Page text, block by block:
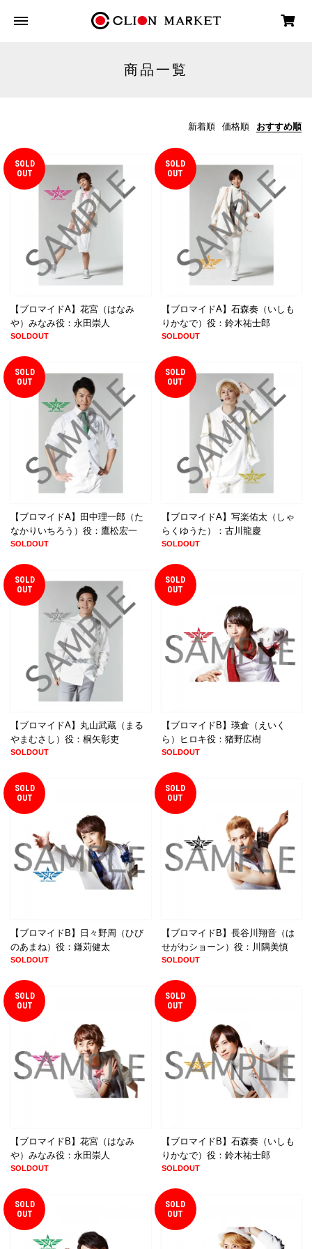
商品一覧
新着順 価格順 おすすめ順
SOLD
OUT
【ブロマイドA】花宮（はなみ
や）みなみ役：永田崇人
SOLDOUT
SOLD
OUT
【ブロマイドA】石森奏（いしも
りかなで）役：鈴木祐士郎
SOLDOUT
SOLD
OUT
【ブロマイドA】田中理一郎（た
なかりいちろう）役：鷹松宏一
SOLDOUT
SOLD
OUT
【ブロマイドA】写楽佑太（しゃ
らくゆうた）：古川龍慶
SOLDOUT
SOLD
OUT
【ブロマイドA】丸山武蔵（まる
やまむさし）役：桐矢彰吏
SOLDOUT
SOLD
OUT
【ブロマイドB】瑛倉（えいく
ら）ヒロキ役：猪野広樹
SOLDOUT
SOLD
OUT
【ブロマイドB】日々野周（ひび
のあまね）役：鎌苅健太
SOLDOUT
SOLD
OUT
【ブロマイドB】長谷川翔音（は
せがわショーン）役：川隅美慎
SOLDOUT
SOLD
OUT
【ブロマイドB】花宮（はなみ
や）みなみ役：永田崇人
SOLDOUT
SOLD
OUT
【ブロマイドB】石森奏（いしも
りかなで）役：鈴木祐士郎
SOLDOUT
SOLD
OUT
SOLD
OUT